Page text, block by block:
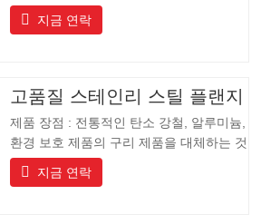
입니다, 제품은 긴 수명을 가지고 긴 수명,
아름다운 외관, 산 및 알칼리 저항, 내식성.
지금 연락
고품질 스테인리 스틸 플랜지
제품 장점 : 전통적인 탄소 강철, 알루미늄,
환경 보호 제품의 구리 제품을 대체하는 것
입니다, 제품은 긴 수명을 가지고 긴 수명,
아름다운 외관, 산 및 알칼리 저항, 내식성.
지금 연락